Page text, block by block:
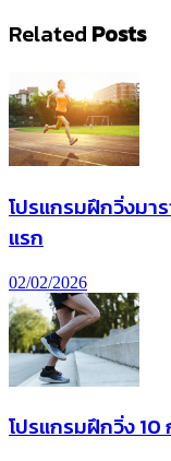
Related Posts
โปรแกรมฝึกวิ่งมา
แรก
02/02/2026
โปรแกรมฝึกวิ่ง